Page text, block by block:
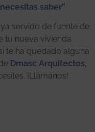
saber”
servido de fuente de
tu nueva vivienda
te ha quedado alguna
Dmasc Arquitectos,
¡Llámanos!